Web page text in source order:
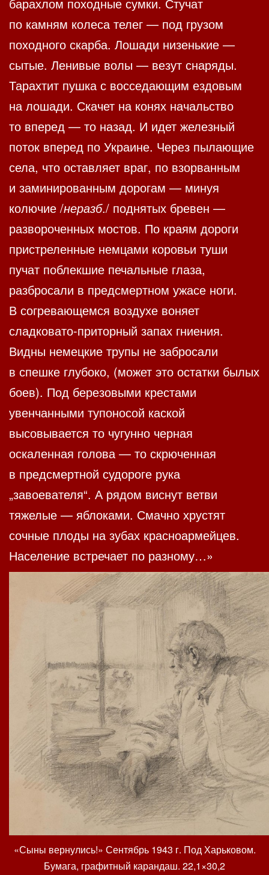
по камням колеса телег — под грузом
походного скарба. Лошади низенькие —
сытые. Ленивые волы — везут снаряды.
Тарахтит пушка с восседающим ездовым
на лошади. Скачет на конях начальство
то вперед — то назад. И идет железный
поток вперед по Украине. Через пылающие
села, что оставляет враг, по взорванным
и заминированным дорогам — минуя
колючие /неразб./ поднятых бревен —
развороченных мостов. По краям дороги
пристреленные немцами коровьи туши
пучат поблекшие печальные глаза,
разбросали в предсмертном ужасе ноги.
В согревающемся воздухе воняет
сладковато-приторный запах гниения.
Видны немецкие трупы не забросали
в спешке глубоко, (может это остатки былых
боев). Под березовыми крестами
увенчанными тупоносой каской
высовывается то чугунно черная
оскаленная голова — то скрюченная
в предсмертной судороге рука
„завоевателя“. А рядом виснут ветви
тяжелые — яблоками. Смачно хрустят
сочные плоды на зубах красноармейцев.
Население встречает по разному…»
«Сыны вернулись!» Сентябрь 1943 г. Под Харьковом.
Бумага, графитный карандаш. 22,1×30,2